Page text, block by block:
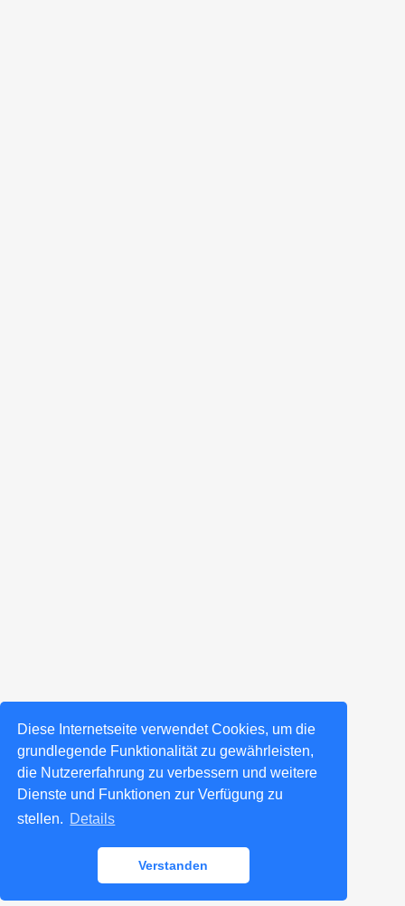
Diese Internetseite verwendet Cookies, um die
grundlegende Funktionalität zu gewährleisten,
die Nutzererfahrung zu verbessern und weitere
Dienste und Funktionen zur Verfügung zu
stellen. Details
Verstanden